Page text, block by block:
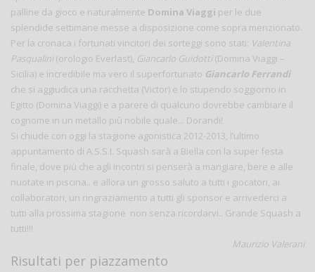
palline da gioco e naturalmente Domina Viaggi per le due
splendide settimane messe a disposizione come sopra menzionato.
Per la cronaca i fortunati vincitori dei sorteggi sono stati: Valentina
Pasqualini(orologio Everlast), Giancarlo Guidotti(Domina Viaggi –
Sicilia) e incredibile ma vero il superfortunato Giancarlo Ferrandi
che si aggiudica una racchetta (Victor) e lo stupendo soggiorno in
Egitto (Domina Viaggi) e a parere di qualcuno dovrebbe cambiare il
cognome in un metallo più nobile quale... Dorandi!
Si chiude con oggi la stagione agonistica 2012-2013, l’ultimo
appuntamento di A.S.S.I. Squash sarà a Biella con la super festa
finale, dove più che agli incontri si penserà a mangiare, bere e alle
nuotate in piscina.. e allora un grosso saluto a tutti i giocatori, ai
collaboratori, un ringraziamento a tutti gli sponsor e arrivederci a
tutti alla prossima stagione non senza ricordarvi.. Grande Squash a
tutti!!!
Maurizio Valerani
Risultati per piazzamento